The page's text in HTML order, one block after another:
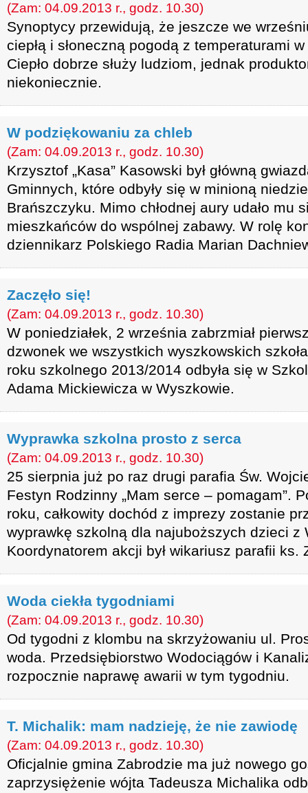
(Zam: 04.09.2013 r., godz. 10.30)
Synoptycy przewidują, że jeszcze we
ciepłą i słoneczną pogodą z temperaturami
Ciepło dobrze służy ludziom, jednak
niekoniecznie.
W podziękowaniu za chleb
(Zam: 04.09.2013 r., godz. 10.30)
Krzysztof „Kasa” Kasowski był główną
Gminnych, które odbyły się w minioną
Brańszczyku. Mimo chłodnej aury udało mu
mieszkańców do wspólnej zabawy. W rolę
dziennikarz Polskiego Radia Marian
Zaczęło się!
(Zam: 04.09.2013 r., godz. 10.30)
W poniedziałek, 2 września zabrzmiał
dzwonek we wszystkich wyszkowskich
roku szkolnego 2013/2014 odbyła się w
Adama Mickiewicza w Wyszkowie.
Wyprawka szkolna prosto z serca
(Zam: 04.09.2013 r., godz. 10.30)
25 sierpnia już po raz drugi parafia Św.
Festyn Rodzinny „Mam serce – pomagam”.
roku, całkowity dochód z imprezy zostanie
wyprawkę szkolną dla najuboższych dzieci z
Koordynatorem akcji był wikariusz parafii ks.
Woda ciekła tygodniami
(Zam: 04.09.2013 r., godz. 10.30)
Od tygodni z klombu na skrzyżowaniu ul.
woda. Przedsiębiorstwo Wodociągów i
rozpocznie naprawę awarii w tym tygodniu.
T. Michalik: mam nadzieję, że nie zawiodę
(Zam: 04.09.2013 r., godz. 10.30)
Oficjalnie gmina Zabrodzie ma już nowego
zaprzysiężenie wójta Tadeusza Michalika